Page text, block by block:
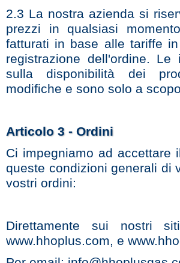
2.3 La nostra azienda si
prezzi in qualsiasi
fatturati in base alle tariffe
registrazione dell'ordine.
sulla disponibilità dei
modifiche e sono solo a
Articolo 3 - Ordini
Ci impegniamo ad accettare
queste condizioni generali di
vostri ordini:
Direttamente sui nostri
www.hhoplus.com, e